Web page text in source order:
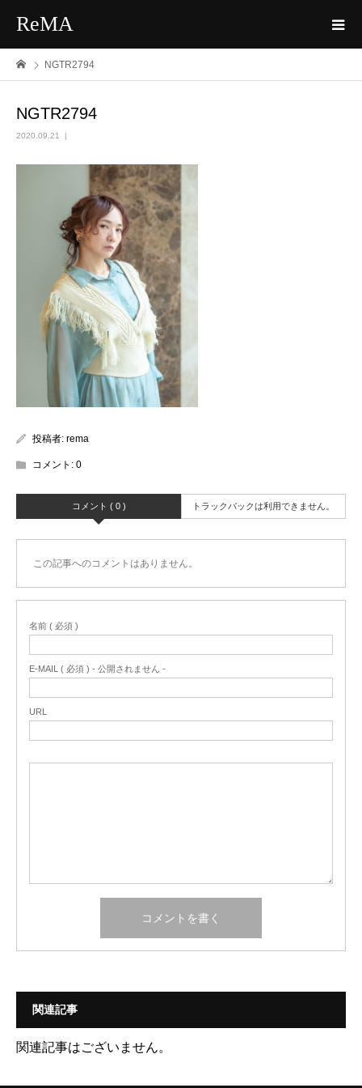
ReMA
NGTR2794
NGTR2794
2020.09.21
投稿者: rema
コメント: 0
コメント ( 0 ) トラックバックは利用できません。
この記事へのコメントはありません。
名前 ( 必須 )
E-MAIL ( 必須 ) - 公開されません -
URL
関連記事
関連記事はございません。